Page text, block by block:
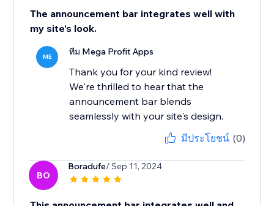
The announcement bar integrates well with
my site’s look.
ME ทีม Mega Profit Apps
Thank you for your kind review!
We're thrilled to hear that the
announcement bar blends
seamlessly with your site's design.
มีประโยชน์ (0)
BO
Boradufe/ Sep 11, 2024